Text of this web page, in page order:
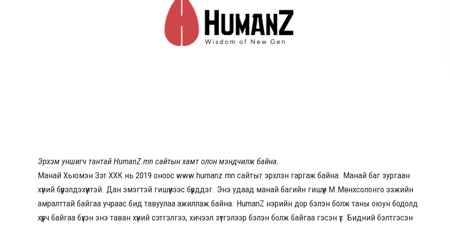
Эрхэм уншигч тантай HumanZ.mn сайтын хамт олон мэндчилж байна.
Манай Хьюмэн Зэт ХХК нь 2019 оноос www.humanz.mn сайтыг эрхлэн гаргаж байна. Манай баг зургаан
хүний бүрэлдэхүүнтэй. Дан эмэгтэй гишүүнээс бүрддэг. Энэ удаад манай багийн гишүүн М.Мөнхсолонго ээжийн
амралттай байгаа учраас бид тавуулаа ажиллаж байна. HumanZ нэрийн дор бэлэн болж таны оюун бодолд
хүрч байгаа бүхэн энэ таван хүний сэтгэлгээ, хичээл зүтгэлээр бэлэн болж байгаа гэсэн үг. Бидний бэлтгэсэн